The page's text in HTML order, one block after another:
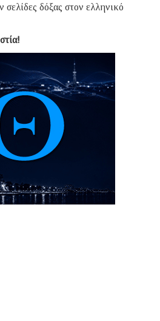
δόξας στον ελληνικό